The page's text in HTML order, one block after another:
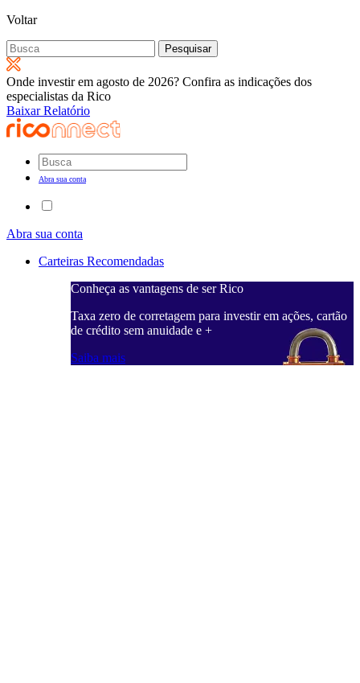
Voltar
Pesquisar
por:
Onde investir em agosto de 2026? Confira as indicações dos
especialistas da Rico
Baixar Relatório
Abra sua conta
Abra sua conta
Carteiras Recomendadas
Conheça as vantagens de ser Rico
Taxa zero de corretagem para investir em ações, cartão
de crédito sem anuidade e +
Saiba mais